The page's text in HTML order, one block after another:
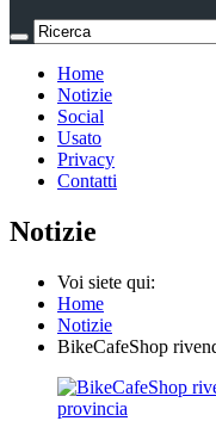
Home
Notizie
Social
Usato
Privacy
Contatti
Notizie
Voi siete qui:
Home
Notizie
BikeCafeShop